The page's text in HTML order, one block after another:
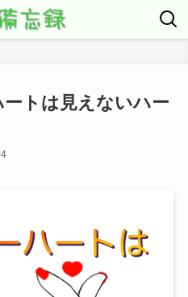
ートは見えないハー